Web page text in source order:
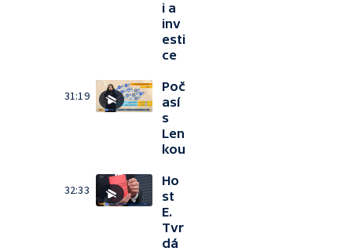
i a
inv
esti
ce
31:19
Poč
así
s
Len
kou
32:33
Ho
st
E.
Tvr
dá